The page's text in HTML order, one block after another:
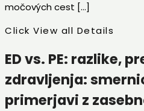
močových cest […]
Click View all Details
ED vs. PE: razlike,
zdravljenja:
primerjavi z